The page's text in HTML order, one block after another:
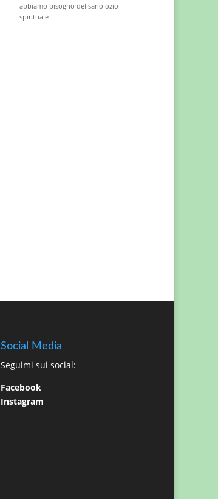
abbiamo bisogno del sano ozio
spirituale
Social Media
Seguimi sui social:
Facebook
Instagram